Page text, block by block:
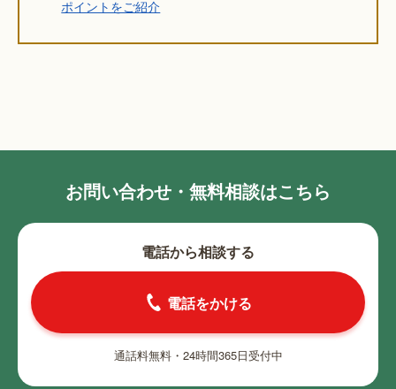
ポイントをご紹介
お問い合わせ・無料相談はこちら
電話から相談する
電話をかける
通話料無料・24時間365日受付中